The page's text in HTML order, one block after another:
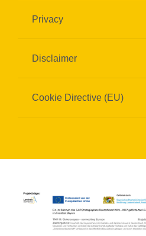
Privacy
Disclaimer
Cookie Directive (EU)